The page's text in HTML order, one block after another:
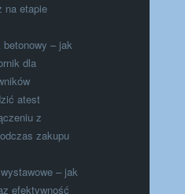
na etapie
– jak
dla
atest
z
zakupu
– jak
efektywność